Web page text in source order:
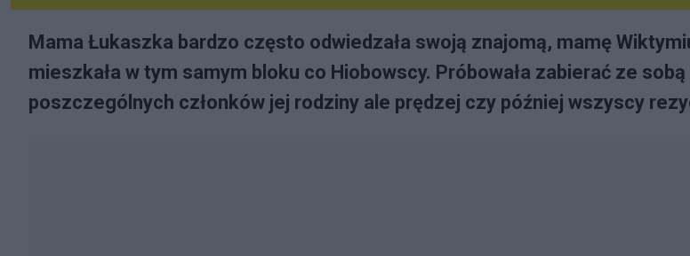
Mama Łukaszka bardzo często odwiedzała swoją znajomą, mamę
mieszkała w tym samym bloku co Hiobowscy. Próbowała zabierać ze sobą
poszczególnych członków jej rodziny ale prędzej czy później wszyscy